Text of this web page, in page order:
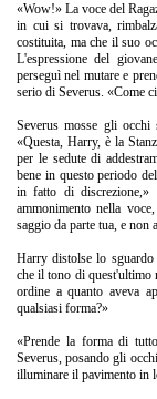
«Wow!» La voce del
in cui si trovava,
costituita, ma che il suo
L'espressione del
perseguì nel mutare e
serio di Severus. «Come
Severus mosse gli
«Questa, Harry, è la
per le sedute di
bene in questo periodo
in fatto di
ammonimento nella
saggio da parte tua, e
Harry distolse lo
che il tono di quest'ultimo
ordine a quanto aveva
qualsiasi forma?»
«Prende la forma di
Severus, posando gli
illuminare il pavimento in